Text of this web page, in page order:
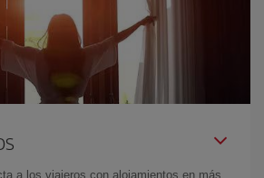
a los viajeros con alojamientos en más